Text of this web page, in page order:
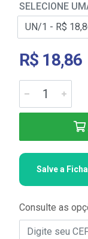
SELECIONE
R$ 18,86
Salve a
Consulte as